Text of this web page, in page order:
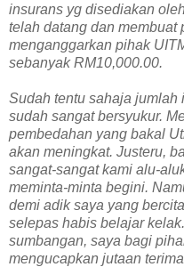
insurans yg disediakan
telah datang dan membuat
menganggarkan pihak
sebanyak RM10,000.00.
Sudah tentu sahaja jumlah
sudah sangat bersyukur.
pembedahan yang bakal
akan meningkat. Justeru,
sangat-sangat kami alu-
meminta-minta begini.
demi adik saya yang
selepas habis belajar
sumbangan, saya bagi
mengucapkan jutaan